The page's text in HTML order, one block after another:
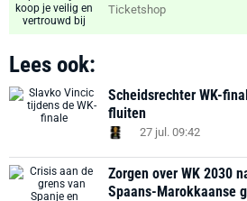
Ticketshop
Lees ook:
Scheidsrechter WK-
fluiten
27 jul. 09:42
Zorgen over WK 2030
Spaans-Marokkaanse